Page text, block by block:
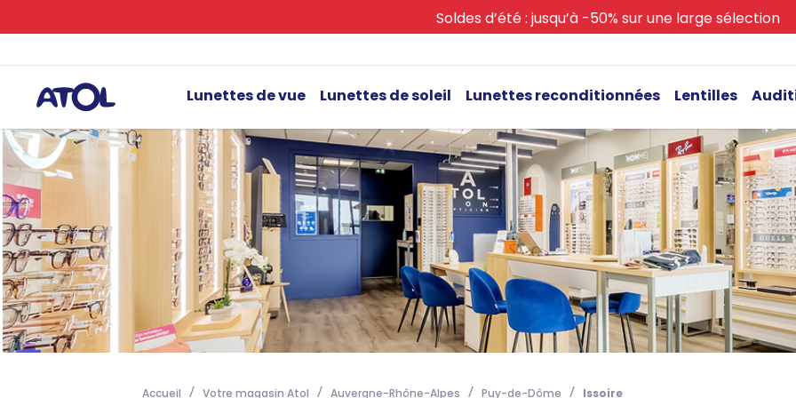
Soldes d’été : jusqu’à -50% sur une large sélection
Lunettes de vue Lunettes de soleil Lunettes reconditionnées Lentilles
Accueil Votre magasin Atol Auvergne-Rhône-Alpes Puy-de-Dôme Issoire